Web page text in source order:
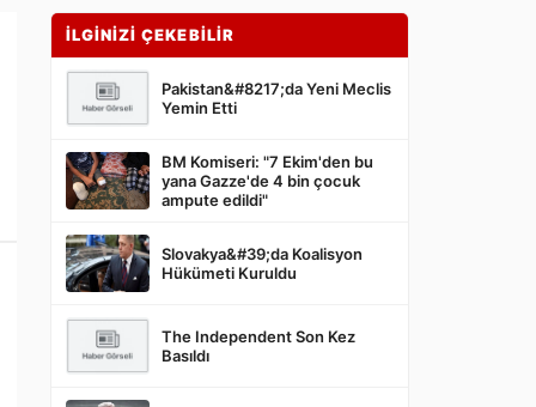
İLGİNİZİ ÇEKEBİLİR
Pakistan&#8217;da Yeni Meclis
Yemin Etti
BM Komiseri: "7 Ekim'den bu
yana Gazze'de 4 bin çocuk
ampute edildi"
Slovakya&#39;da Koalisyon
Hükümeti Kuruldu
The Independent Son Kez
Basıldı